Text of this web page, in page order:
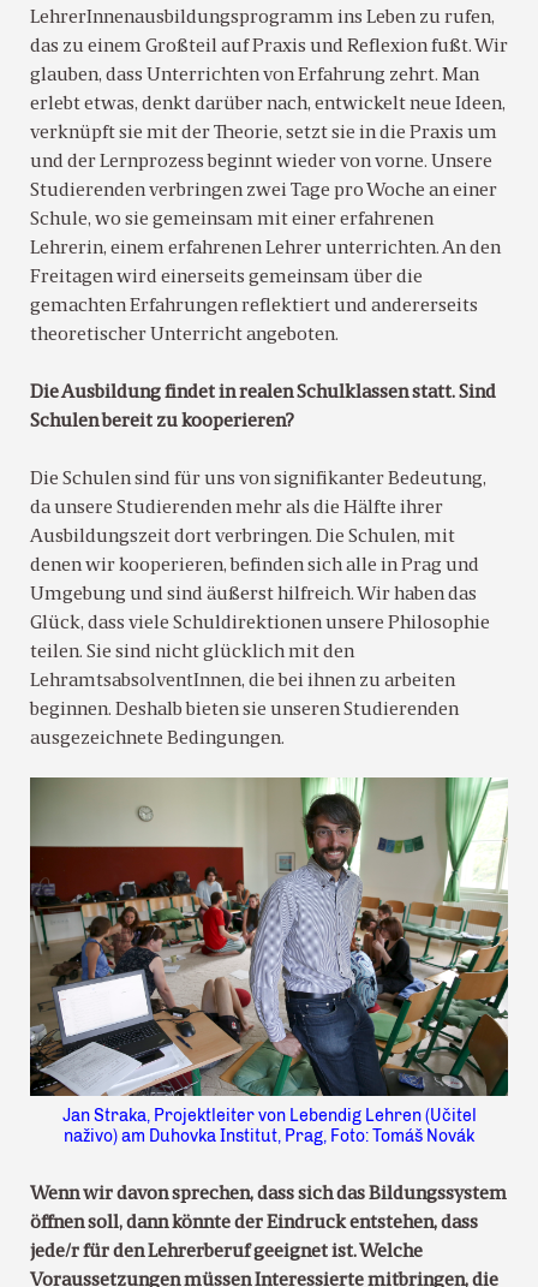
LehrerInnenausbildungsprogramm ins Leben zu rufen,
das zu einem Großteil auf Praxis und Reflexion fußt. Wir
glauben, dass Unterrichten von Erfahrung zehrt. Man
erlebt etwas, denkt darüber nach, entwickelt neue Ideen,
verknüpft sie mit der Theorie, setzt sie in die Praxis um
und der Lernprozess beginnt wieder von vorne. Unsere
Studierenden verbringen zwei Tage pro Woche an einer
Schule, wo sie gemeinsam mit einer erfahrenen
Lehrerin, einem erfahrenen Lehrer unterrichten. An den
Freitagen wird einerseits gemeinsam über die
gemachten Erfahrungen reflektiert und andererseits
theoretischer Unterricht angeboten.
Die Ausbildung findet in realen Schulklassen statt. Sind
Schulen bereit zu kooperieren?
Die Schulen sind für uns von signifikanter Bedeutung,
da unsere Studierenden mehr als die Hälfte ihrer
Ausbildungszeit dort verbringen. Die Schulen, mit
denen wir kooperieren, befinden sich alle in Prag und
Umgebung und sind äußerst hilfreich. Wir haben das
Glück, dass viele Schuldirektionen unsere Philosophie
teilen. Sie sind nicht glücklich mit den
LehramtsabsolventInnen, die bei ihnen zu arbeiten
beginnen. Deshalb bieten sie unseren Studierenden
ausgezeichnete Bedingungen.
Jan Straka, Projektleiter von Lebendig Lehren (Učitel
naživo) am Duhovka Institut, Prag, Foto: Tomáš Novák
Wenn wir davon sprechen, dass sich das Bildungssystem
öffnen soll, dann könnte der Eindruck entstehen, dass
jede/r für den Lehrerberuf geeignet ist. Welche
Voraussetzungen müssen Interessierte mitbringen, die